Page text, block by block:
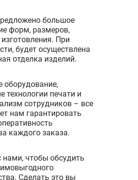
большое
форм, размеров,
При
будет осуществлена
отделка изделий.
оборудование,
технологии печати и
сотрудников – все
нам гарантировать
каждого заказа.
нами, чтобы обсудить
Сделать это вы